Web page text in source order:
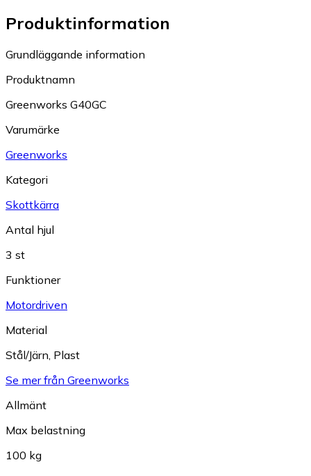
Produktinformation
Grundläggande information
Produktnamn
Greenworks G40GC
Varumärke
Greenworks
Kategori
Skottkärra
Antal hjul
3 st
Funktioner
Motordriven
Material
Stål/Järn Plast
Se mer från Greenworks
Allmänt
Max belastning
100 kg